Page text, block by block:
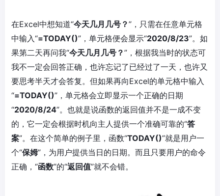
在Excel中想知道“今天几月几号？”，只需在任意单元格
中输入“=TODAY()”，单元格便会显示“2020/8/23”。如
果第二天再问我“今天几月几号？”，根据我当时的状态可
我不一定会回答正确，也许忘记了已经过了一天，也许又
要思考半天才会答复。但如果再向Excel的单元格中输入
“=TODAY()”，单元格会立即显示一个正确的日期
“2020/8/24”。也就是说函数的返回值并不是一成不变
的，它一定会根据时机向主人提供一个准确可靠的“答
案”。在这个简单的例子里，函数“TODAY()”就是用户一
个“保姆”，为用户提供当日的日期。而且只要用户的命令
正确，“函数”的“返回值”就不会错。